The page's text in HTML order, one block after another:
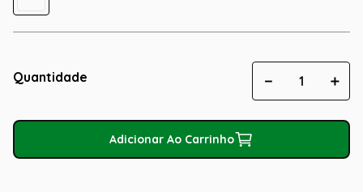
Quantidade ＋
－
Adicionar Ao Carrinho